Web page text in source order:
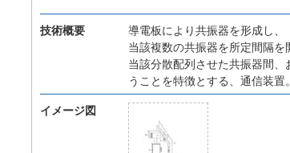
技術概要
導電板により共振器を形成し、
当該複数の共振器を所定間隔を
当該分散配列させた共振器間
うことを特徴とする、通信装置。
イメージ図